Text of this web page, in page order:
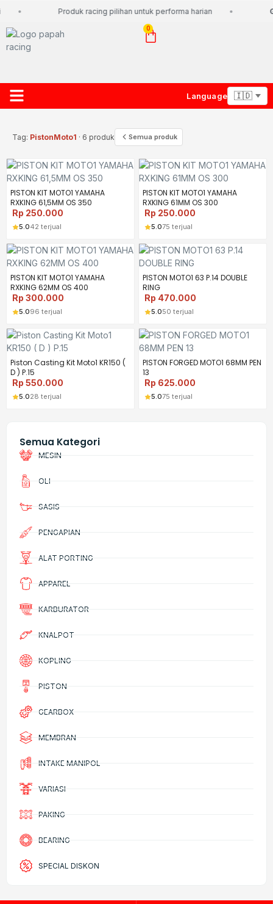
Produk racing pilihan untuk performa harian
0
Language
Semua Kategori
MESIN
OLI
SASIS
PENGAPIAN
ALAT PORTING
APPAREL
KARBURATOR
KNALPOT
KOPLING
PISTON
GEARBOX
MEMBRAN
INTAKE MANIPOL
VARIASI
PAKING
BEARING
SPECIAL DISKON
Tag: PistonMoto1 · 6 produk Semua produk
PISTON KIT MOTO1 YAMAHA
RXKING 61,5MM OS 350
Rp 250.000
5.042 terjual
PISTON KIT MOTO1 YAMAHA
RXKING 61MM OS 300
Rp 250.000
5.075 terjual
PISTON KIT MOTO1 YAMAHA
RXKING 62MM OS 400
Rp 300.000
5.096 terjual
PISTON MOTO1 63 P.14 DOUBLE
RING
Rp 470.000
5.050 terjual
Piston Casting Kit Moto1 KR150 (
D ) P.15
Rp 550.000
5.028 terjual
PISTON FORGED MOTO1 68MM PEN
13
Rp 625.000
5.075 terjual